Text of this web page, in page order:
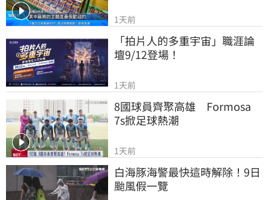
1天前
「拍片人的多重宇宙」職涯論
壇9/12登場！
1天前
8國球員齊聚高雄　Formosa
7s掀足球熱潮
1天前
白海豚海警最快這時解除！9日
颱風假一覽